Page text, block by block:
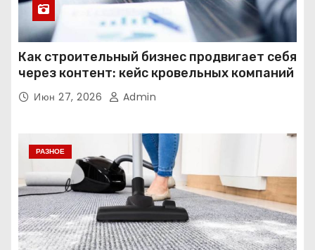
Как строительный бизнес продвигает себя
через контент: кейс кровельных компаний
Июн 27, 2026 Admin
РАЗНОЕ